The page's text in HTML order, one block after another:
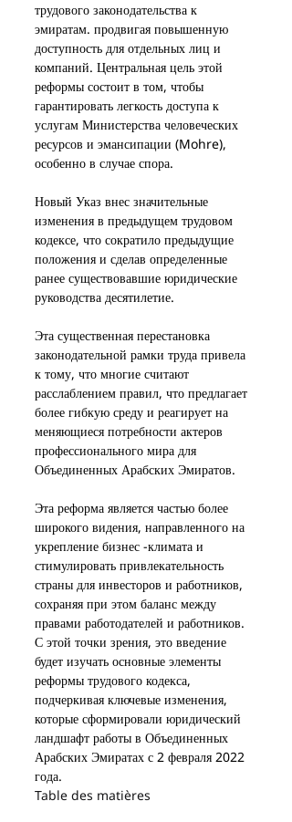
трудового законодательства к
эмиратам. продвигая повышенную
доступность для отдельных лиц и
компаний. Центральная цель этой
реформы состоит в том, чтобы
гарантировать легкость доступа к
услугам Министерства человеческих
ресурсов и эмансипации (Mohre),
особенно в случае спора.
Новый Указ внес значительные
изменения в предыдущем трудовом
кодексе, что сократило предыдущие
положения и сделав определенные
ранее существовавшие юридические
руководства десятилетие.
Эта существенная перестановка
законодательной рамки труда привела
к тому, что многие считают
расслаблением правил, что предлагает
более гибкую среду и реагирует на
меняющиеся потребности актеров
профессионального мира для
Объединенных Арабских Эмиратов.
Эта реформа является частью более
широкого видения, направленного на
укрепление бизнес -климата и
стимулировать привлекательность
страны для инвесторов и работников,
сохраняя при этом баланс между
правами работодателей и работников.
С этой точки зрения, это введение
будет изучать основные элементы
реформы трудового кодекса,
подчеркивая ключевые изменения,
которые сформировали юридический
ландшафт работы в Объединенных
Арабских Эмиратах с 2 февраля 2022
года.
Table des matières